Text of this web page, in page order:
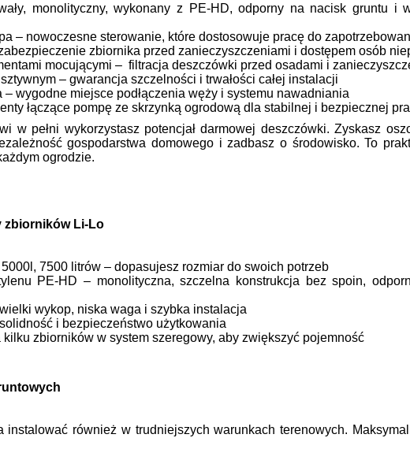
monolityczny, wykonany z PE-HD, odporny na nacisk gruntu i
– nowoczesne sterowanie, które dostosowuje pracę do
zbiornika przed zanieczyszczeniami i dostępem osób
mocującymi – filtracja deszczówki przed osadami i
– gwarancja szczelności i trwałości całej instalacji
– wygodne miejsce podłączenia węży i systemu nawadniania
łączące pompę ze skrzynką ogrodową dla stabilnej i bezpiecznej
w pełni wykorzystasz potencjał darmowej deszczówki. Zyskasz
gospodarstwa domowego i zadbasz o środowisko. To
ogrodzie.
zbiorników Li-Lo
7500 litrów – dopasujesz rozmiar do swoich potrzeb
PE-HD – monolityczna, szczelna konstrukcja bez spoin,
wykop, niska waga i szybka instalacja
i bezpieczeństwo użytkowania
kilku zbiorników w system szeregowy, aby zwiększyć pojemność
instalować również w trudniejszych warunkach terenowych.